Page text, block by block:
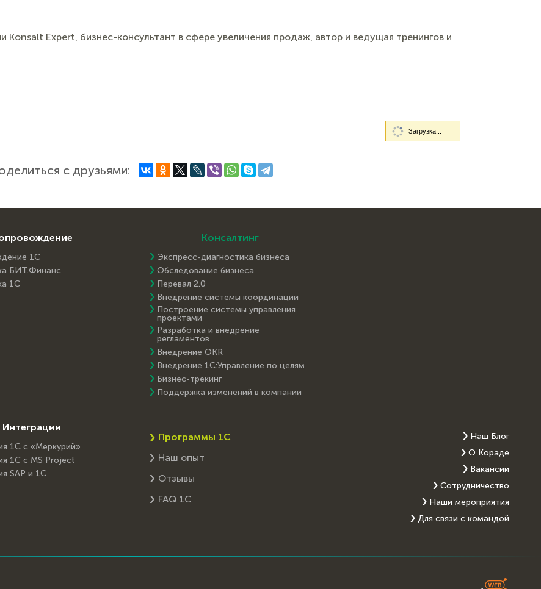
Konsalt Expert, бизнес-консультант в сфере увеличения продаж, автор и ведущая тренингов и
с друзьями:
1С
БИТ.Финанс
1С
Консалтинг
Экспресс-диагностика бизнеса
Обследование бизнеса
Перевал 2.0
Внедрение системы координации
Построение системы управления
проектами
Разработка и внедрение
регламентов
Внедрение OKR
Внедрение 1С:Управление по целям
Бизнес-трекинг
Поддержка изменений в компании
Интеграции
1С с «Меркурий»
1С с MS Project
SAP и 1C
Программы 1С
Наш опыт
Отзывы
FAQ 1С
Наш Блог
О Кораде
Вакансии
Сотрудничество
Наши мероприятия
Для связи с командой
Загрузка...